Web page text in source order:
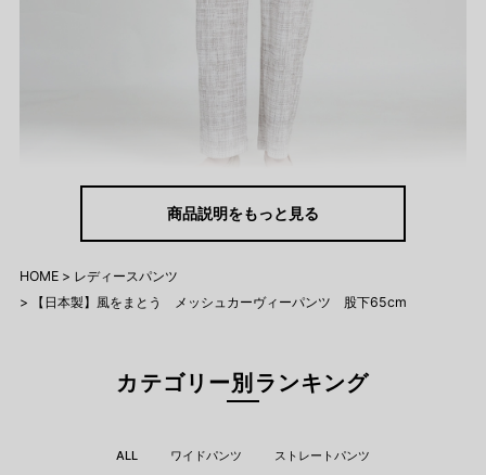
気になるラインを、自然に美しく。
演出。ゆるやかなカーブシルエットが体型を自然にカバーし、ラ
クなのにきれい見えを叶えます。
商品説明をもっと見る
HOME
レディースパンツ
【日本製】風をまとう メッシュカーヴィーパンツ 股下65cm
カテゴリー別ランキング
ALL ワイドパンツ ストレートパンツ